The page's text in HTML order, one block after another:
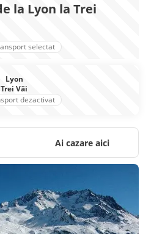
la Lyon la Trei
selectat
Lyon
Trei Văi
dezactivat
Ai cazare aici